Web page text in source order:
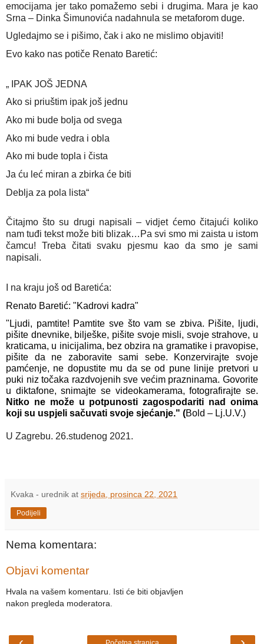
emocijama jer tako pomažemo sebi i drugima. Mara je kao
Srna – Dinka Šimunovića nadahnula se metaforom duge.
Ugledajmo se i pišimo, čak i ako ne mislimo objaviti!
Evo kako nas potiče Renato Baretić:
„ IPAK JOŠ JEDNA
Ako si priuštim ipak još jednu
Ako mi bude bolja od svega
Ako mi bude vedra i obla
Ako mi bude topla i čista
Ja ću leć miran a zbirka će biti
Deblja za pola lista“
Čitajmo što su drugi napisali – vidjet ćemo čitajući koliko
nam tuđi tekst može biti blizak…Pa svi smo mi zaista u istom
čamcu! Treba čitati svaku pjesmu kao da smo je sami
napisali.
I na kraju još od Baretića:
Renato Baretić: "Kadrovi kadra"
"Ljudi, pamtite! Pamtite sve što vam se zbiva. Pišite, ljudi,
pišite dnevnike, bilješke, pišite svoje misli, svoje strahove, u
kraticama, u inicijalima, bez obzira na gramatike i pravopise,
pišite da ne zaboravite sami sebe. Konzervirajte svoje
pamćenje, ne dopustite mu da se od pune linije pretvori u
puki niz točaka razdvojenih sve većim prazninama. Govorite
Nitko ne može u potpunosti zagospodariti nad onima
koji su uspjeli sačuvati svoje sjećanje." (Bold – Lj.U.V.)
U Zagrebu. 26.studenog 2021.
Kvaka - urednik at srijeda, prosinca 22, 2021
Podijeli
Nema komentara:
Objavi komentar
Hvala na vašem komentaru. Isti će biti objavljen
nakon pregleda moderatora.